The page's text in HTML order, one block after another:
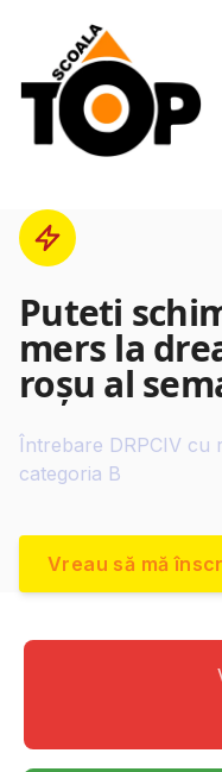
Scoala de Soferi TOP
Puteti
mers la
roşu al
Întrebare DRPCIV cu
categoria B
Vreau să mă